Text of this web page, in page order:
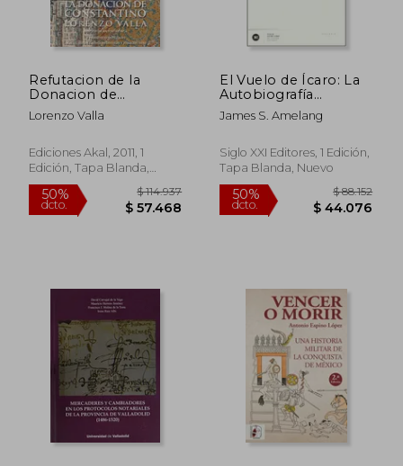
50%
dcto.
$ 176.887
$ 88.444
10%
dcto.
Refutacion de la
Donacion de
Constantino
Lorenzo Valla
Ediciones Akal, 2011, 1
Edición, Tapa Blanda,
Nuevo
El Vuelo de Ícaro: La
Autobiografía
Popular en la Europa
Moderna
James S. Amelang
Siglo XXI Editores, 1 Edición,
Tapa Blanda, Nuevo